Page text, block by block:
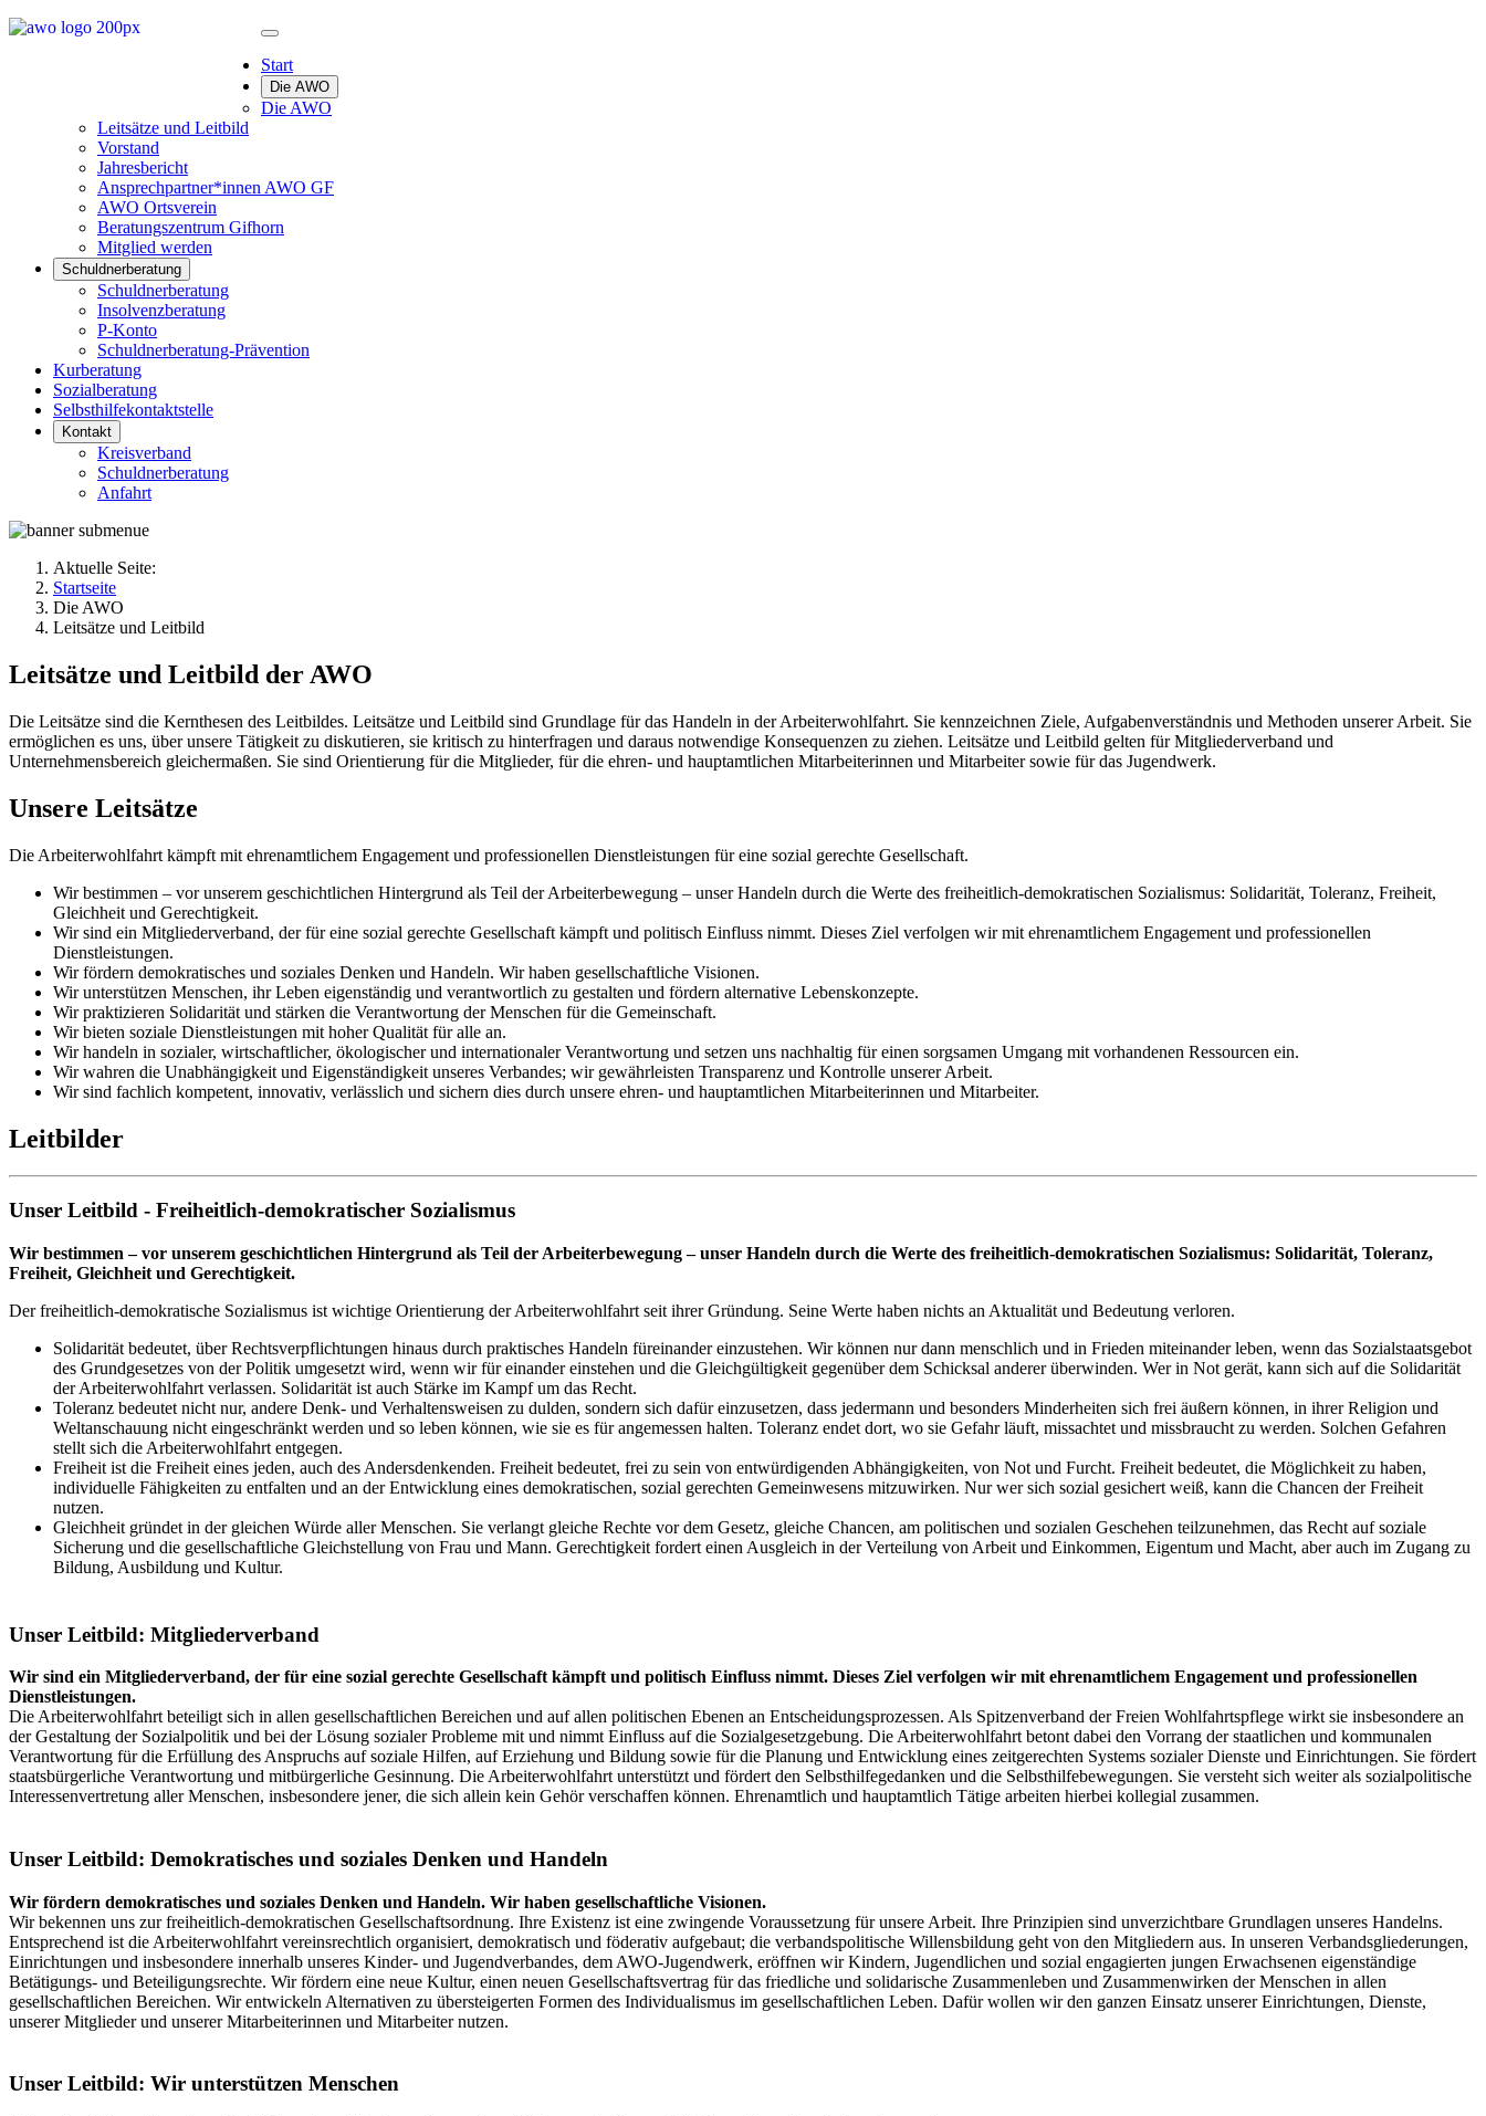
Start
Die AWO
Die AWO
Leitsätze und Leitbild
Vorstand
Jahresbericht
Ansprechpartner*innen AWO GF
AWO Ortsverein
Beratungszentrum Gifhorn
Mitglied werden
Schuldnerberatung
Schuldnerberatung
Insolvenzberatung
P-Konto
Schuldnerberatung-Prävention
Kurberatung
Sozialberatung
Selbsthilfekontaktstelle
Kontakt
Kreisverband
Schuldnerberatung
Anfahrt
Aktuelle Seite:
Startseite
Die AWO
Leitsätze und Leitbild
Leitsätze und Leitbild der AWO
Die Leitsätze sind die Kernthesen des Leitbildes. Leitsätze und Leitbild sind Grundlage für das Handeln in der Arbeiterwohlfahrt. Sie kennzeichnen Ziele, Aufgabenverständnis und Methoden unserer Arbeit. Sie
ermöglichen es uns, über unsere Tätigkeit zu diskutieren, sie kritisch zu hinterfragen und daraus notwendige Konsequenzen zu ziehen. Leitsätze und Leitbild gelten für Mitgliederverband und
Unternehmensbereich gleichermaßen. Sie sind Orientierung für die Mitglieder, für die ehren- und hauptamtlichen Mitarbeiterinnen und Mitarbeiter sowie für das Jugendwerk.
Unsere Leitsätze
Die Arbeiterwohlfahrt kämpft mit ehrenamtlichem Engagement und professionellen Dienstleistungen für eine sozial gerechte Gesellschaft.
Wir bestimmen – vor unserem geschichtlichen Hintergrund als Teil der Arbeiterbewegung – unser Handeln durch die Werte des freiheitlich-demokratischen Sozialismus: Solidarität, Toleranz, Freiheit,
Gleichheit und Gerechtigkeit.
Wir sind ein Mitgliederverband, der für eine sozial gerechte Gesellschaft kämpft und politisch Einfluss nimmt. Dieses Ziel verfolgen wir mit ehrenamtlichem Engagement und professionellen
Dienstleistungen.
Wir fördern demokratisches und soziales Denken und Handeln. Wir haben gesellschaftliche Visionen.
Wir unterstützen Menschen, ihr Leben eigenständig und verantwortlich zu gestalten und fördern alternative Lebenskonzepte.
Wir praktizieren Solidarität und stärken die Verantwortung der Menschen für die Gemeinschaft.
Wir bieten soziale Dienstleistungen mit hoher Qualität für alle an.
Wir handeln in sozialer, wirtschaftlicher, ökologischer und internationaler Verantwortung und setzen uns nachhaltig für einen sorgsamen Umgang mit vorhandenen Ressourcen ein.
Wir wahren die Unabhängigkeit und Eigenständigkeit unseres Verbandes; wir gewährleisten Transparenz und Kontrolle unserer Arbeit.
Wir sind fachlich kompetent, innovativ, verlässlich und sichern dies durch unsere ehren- und hauptamtlichen Mitarbeiterinnen und Mitarbeiter.
Leitbilder
Unser Leitbild - Freiheitlich-demokratischer Sozialismus
Wir bestimmen – vor unserem geschichtlichen Hintergrund als Teil der Arbeiterbewegung – unser Handeln durch die Werte des freiheitlich-demokratischen Sozialismus: Solidarität, Toleranz,
Freiheit, Gleichheit und Gerechtigkeit.
Der freiheitlich-demokratische Sozialismus ist wichtige Orientierung der Arbeiterwohlfahrt seit ihrer Gründung. Seine Werte haben nichts an Aktualität und Bedeutung verloren.
Solidarität bedeutet, über Rechtsverpflichtungen hinaus durch praktisches Handeln füreinander einzustehen. Wir können nur dann menschlich und in Frieden miteinander leben, wenn das Sozialstaatsgebot
des Grundgesetzes von der Politik umgesetzt wird, wenn wir für einander einstehen und die Gleichgültigkeit gegenüber dem Schicksal anderer überwinden. Wer in Not gerät, kann sich auf die Solidarität
der Arbeiterwohlfahrt verlassen. Solidarität ist auch Stärke im Kampf um das Recht.
Toleranz bedeutet nicht nur, andere Denk- und Verhaltensweisen zu dulden, sondern sich dafür einzusetzen, dass jedermann und besonders Minderheiten sich frei äußern können, in ihrer Religion und
Weltanschauung nicht eingeschränkt werden und so leben können, wie sie es für angemessen halten. Toleranz endet dort, wo sie Gefahr läuft, missachtet und missbraucht zu werden. Solchen Gefahren
stellt sich die Arbeiterwohlfahrt entgegen.
Freiheit ist die Freiheit eines jeden, auch des Andersdenkenden. Freiheit bedeutet, frei zu sein von entwürdigenden Abhängigkeiten, von Not und Furcht. Freiheit bedeutet, die Möglichkeit zu haben,
individuelle Fähigkeiten zu entfalten und an der Entwicklung eines demokratischen, sozial gerechten Gemeinwesens mitzuwirken. Nur wer sich sozial gesichert weiß, kann die Chancen der Freiheit
nutzen.
Gleichheit gründet in der gleichen Würde aller Menschen. Sie verlangt gleiche Rechte vor dem Gesetz, gleiche Chancen, am politischen und sozialen Geschehen teilzunehmen, das Recht auf soziale
Sicherung und die gesellschaftliche Gleichstellung von Frau und Mann. Gerechtigkeit fordert einen Ausgleich in der Verteilung von Arbeit und Einkommen, Eigentum und Macht, aber auch im Zugang zu
Bildung, Ausbildung und Kultur.
Unser Leitbild: Mitgliederverband
Wir sind ein Mitgliederverband, der für eine sozial gerechte Gesellschaft kämpft und politisch Einfluss nimmt. Dieses Ziel verfolgen wir mit ehrenamtlichem Engagement und professionellen
Dienstleistungen.
Die Arbeiterwohlfahrt beteiligt sich in allen gesellschaftlichen Bereichen und auf allen politischen Ebenen an Entscheidungsprozessen. Als Spitzenverband der Freien Wohlfahrtspflege wirkt sie insbesondere an
der Gestaltung der Sozialpolitik und bei der Lösung sozialer Probleme mit und nimmt Einfluss auf die Sozialgesetzgebung. Die Arbeiterwohlfahrt betont dabei den Vorrang der staatlichen und kommunalen
Verantwortung für die Erfüllung des Anspruchs auf soziale Hilfen, auf Erziehung und Bildung sowie für die Planung und Entwicklung eines zeitgerechten Systems sozialer Dienste und Einrichtungen. Sie fördert
staatsbürgerliche Verantwortung und mitbürgerliche Gesinnung. Die Arbeiterwohlfahrt unterstützt und fördert den Selbsthilfegedanken und die Selbsthilfebewegungen. Sie versteht sich weiter als sozialpolitische
Interessenvertretung aller Menschen, insbesondere jener, die sich allein kein Gehör verschaffen können. Ehrenamtlich und hauptamtlich Tätige arbeiten hierbei kollegial zusammen.
Unser Leitbild: Demokratisches und soziales Denken und Handeln
Wir fördern demokratisches und soziales Denken und Handeln. Wir haben gesellschaftliche Visionen.
Wir bekennen uns zur freiheitlich-demokratischen Gesellschaftsordnung. Ihre Existenz ist eine zwingende Voraussetzung für unsere Arbeit. Ihre Prinzipien sind unverzichtbare Grundlagen unseres Handelns.
Entsprechend ist die Arbeiterwohlfahrt vereinsrechtlich organisiert, demokratisch und föderativ aufgebaut; die verbandspolitische Willensbildung geht von den Mitgliedern aus. In unseren Verbandsgliederungen,
Einrichtungen und insbesondere innerhalb unseres Kinder- und Jugendverbandes, dem AWO-Jugendwerk, eröffnen wir Kindern, Jugendlichen und sozial engagierten jungen Erwachsenen eigenständige
Betätigungs- und Beteiligungsrechte. Wir fördern eine neue Kultur, einen neuen Gesellschaftsvertrag für das friedliche und solidarische Zusammenleben und Zusammenwirken der Menschen in allen
gesellschaftlichen Bereichen. Wir entwickeln Alternativen zu übersteigerten Formen des Individualismus im gesellschaftlichen Leben. Dafür wollen wir den ganzen Einsatz unserer Einrichtungen, Dienste,
unserer Mitglieder und unserer Mitarbeiterinnen und Mitarbeiter nutzen.
Unser Leitbild: Wir unterstützen Menschen